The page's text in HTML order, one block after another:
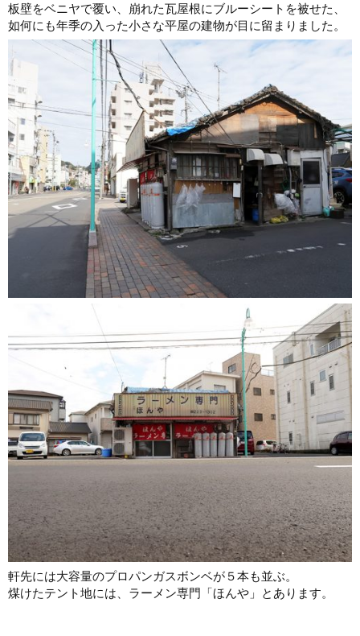
板壁をベニヤで覆い、崩れた瓦屋根にブルーシートを被せた、
如何にも年季の入った小さな平屋の建物が目に留まりました。
軒先には大容量のプロパンガスボンベが５本も並ぶ。
煤けたテント地には、ラーメン専門「ほんや」とあります。